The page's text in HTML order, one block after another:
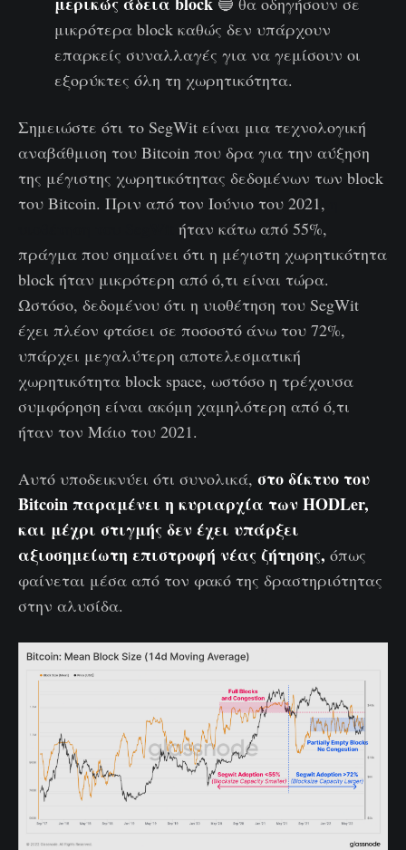
μικρότερα block καθώς δεν υπάρχουν
επαρκείς συναλλαγές για να γεμίσουν οι
εξορύκτες όλη τη χωρητικότητα.
Σημειώστε ότι το SegWit είναι μια τεχνολογική
αναβάθμιση του Bitcoin που δρα για την αύξηση
της μέγιστης χωρητικότητας δεδομένων των block
του Bitcoin. Πριν από τον Ιούνιο του 2021,
ήταν κάτω από 55%,
πράγμα που σημαίνει ότι η μέγιστη χωρητικότητα
block ήταν μικρότερη από ό,τι είναι τώρα.
Ωστόσο, δεδομένου ότι η υιοθέτηση του SegWit
έχει πλέον φτάσει σε ποσοστό άνω του 72%,
υπάρχει μεγαλύτερη αποτελεσματική
χωρητικότητα block space, ωστόσο η τρέχουσα
συμφόρηση είναι ακόμη χαμηλότερη από ό,τι
ήταν τον Μάιο του 2021.
Αυτό υποδεικνύει ότι συνολικά, στο δίκτυο του
Bitcoin παραμένει η κυριαρχία των HODLer,
και μέχρι στιγμής δεν έχει υπάρξει
αξιοσημείωτη επιστροφή νέας ζήτησης, όπως
φαίνεται μέσα από τον φακό της δραστηριότητας
στην αλυσίδα.